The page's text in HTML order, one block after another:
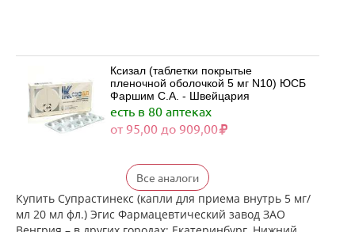
Ксизал (таблетки покрытые
пленочной оболочкой 5 мг N10) ЮСБ
Фаршим С.А. - Швейцария
есть в 80 аптеках
от 95,00 до 909,00
Ксизал (таблетки покрытые
пленочной оболочкой 5 мг N14) ЮСБ
Фаршим С.А. - Швейцария
есть в 249 аптеках
от 332,00 до 1 123,00
Все аналоги
Купить Супрастинекс (капли для приема внутрь 5 мг/
мл 20 мл фл.) Эгис Фармацевтический завод ЗАО